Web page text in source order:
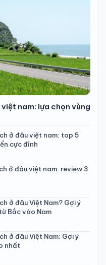
nam: lựa chọn vùng
ở đâu việt nam: top 5
cực đỉnh
ở đâu việt nam: review 3
ở đâu Việt Nam? Gợi ý
Bắc vào Nam
ở đâu Việt Nam: Gợi ý
nhất